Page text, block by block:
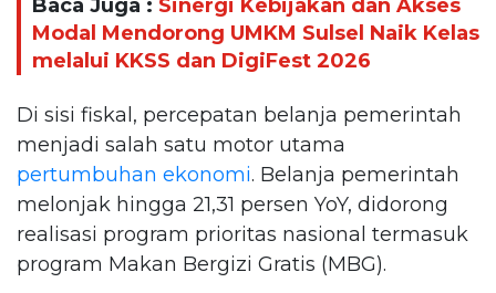
Baca Juga : Sinergi Kebijakan dan Akses
Modal Mendorong UMKM Sulsel Naik Kelas
melalui KKSS dan DigiFest 2026
Di sisi fiskal, percepatan belanja pemerintah
menjadi salah satu motor utama
pertumbuhan ekonomi. Belanja pemerintah
melonjak hingga 21,31 persen YoY, didorong
realisasi program prioritas nasional termasuk
program Makan Bergizi Gratis (MBG).